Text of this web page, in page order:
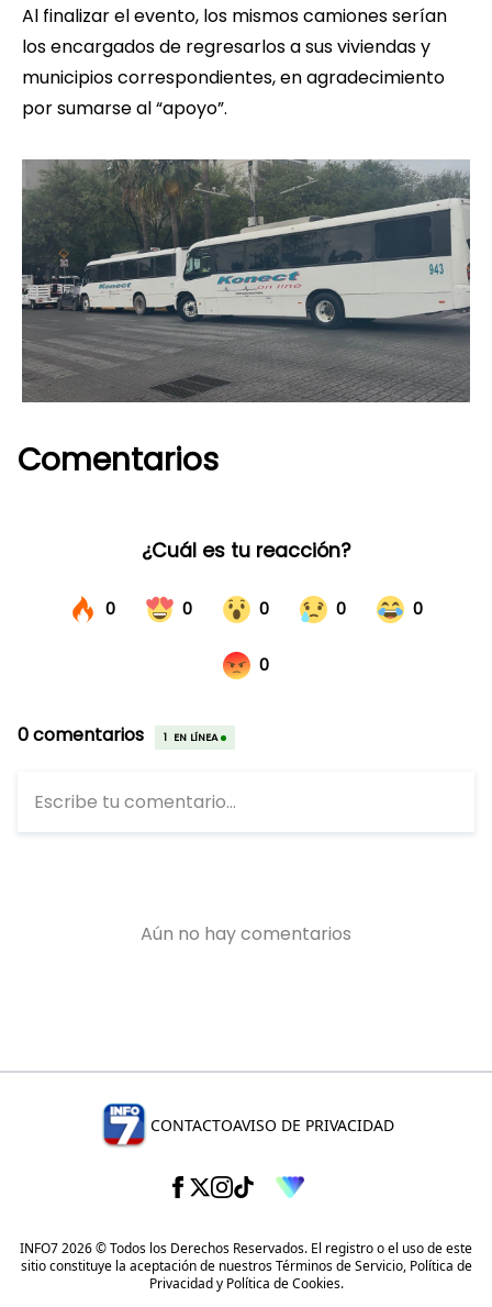
Al finalizar el evento, los mismos camiones serían
los encargados de regresarlos a sus viviendas y
municipios correspondientes, en agradecimiento
por sumarse al “apoyo”.
Comentarios
CONTACTOAVISO DE PRIVACIDAD
INFO7 2026 © Todos los Derechos Reservados. El registro o el uso de este
sitio constituye la aceptación de nuestrosTérminos de Servicio, Política de
Privacidady Política de Cookies.